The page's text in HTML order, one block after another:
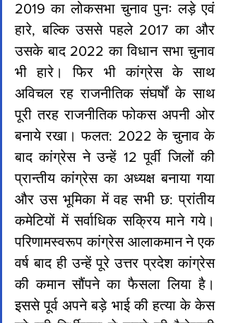
2019 का लोकसभा चुनाव पुनः लड़े एवं
हारे, बल्कि उससे पहले 2017 का और
उसके बाद 2022 का विधान सभा चुनाव
भी हारे। फिर भी कांग्रेस के साथ
अविचल रह राजनीतिक संघर्षों के साथ
पूरी तरह राजनीतिक फोकस अपनी ओर
बनाये रखा। फलत: 2022 के चुनाव के
बाद कांग्रेस ने उन्हें 12 पूर्वी जिलों की
प्रान्तीय कांग्रेस का अध्यक्ष बनाया गया
और उस भूमिका में वह सभी छ: प्रांतीय
कमेटियों में सर्वाधिक सक्रिय माने गये।
परिणामस्वरूप कांग्रेस आलाकमान ने एक
वर्ष बाद ही उन्हें पूरे उत्तर प्रदेश कांग्रेस
की कमान सौंपने का फैसला लिया है।
इससे पूर्व अपने बड़े भाई की हत्या के केस